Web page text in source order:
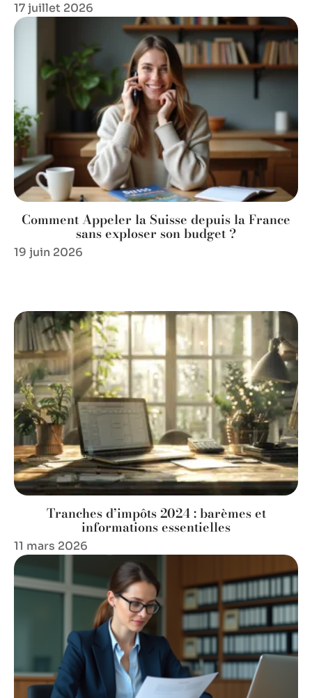
17 juillet 2026
Comment Appeler la Suisse depuis la France
sans exploser son budget ?
19 juin 2026
Tranches d’impôts 2024 : barèmes et
informations essentielles
11 mars 2026